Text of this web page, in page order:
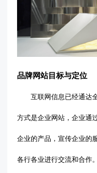
品牌网站目标与定位
互联网信息已经通达
方式是企业网站，企业通
企业的产品，宣传企业的
各行各业进行交流和合作